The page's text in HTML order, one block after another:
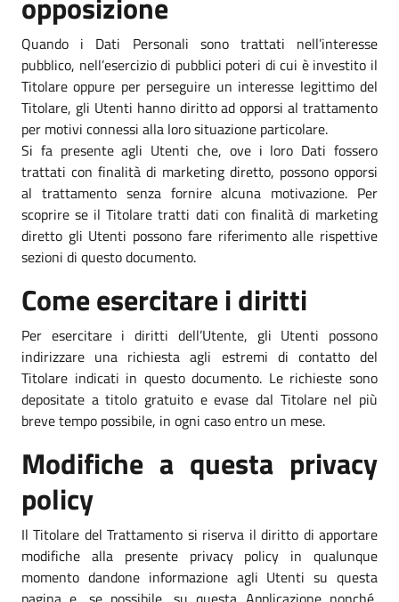
Quando i Dati Personali sono trattati nell’interesse
pubblico, nell’esercizio di pubblici poteri di cui è investito il
Titolare oppure per perseguire un interesse legittimo del
Titolare, gli Utenti hanno diritto ad opporsi al trattamento
per motivi connessi alla loro situazione particolare.
Si fa presente agli Utenti che, ove i loro Dati fossero
trattati con finalità di marketing diretto, possono opporsi
al trattamento senza fornire alcuna motivazione. Per
scoprire se il Titolare tratti dati con finalità di marketing
diretto gli Utenti possono fare riferimento alle rispettive
sezioni di questo documento.
Come esercitare i diritti
Per esercitare i diritti dell’Utente, gli Utenti possono
indirizzare una richiesta agli estremi di contatto del
Titolare indicati in questo documento. Le richieste sono
depositate a titolo gratuito e evase dal Titolare nel più
breve tempo possibile, in ogni caso entro un mese.
Modifiche a questa privacy
policy
Il Titolare del Trattamento si riserva il diritto di apportare
modifiche alla presente privacy policy in qualunque
momento dandone informazione agli Utenti su questa